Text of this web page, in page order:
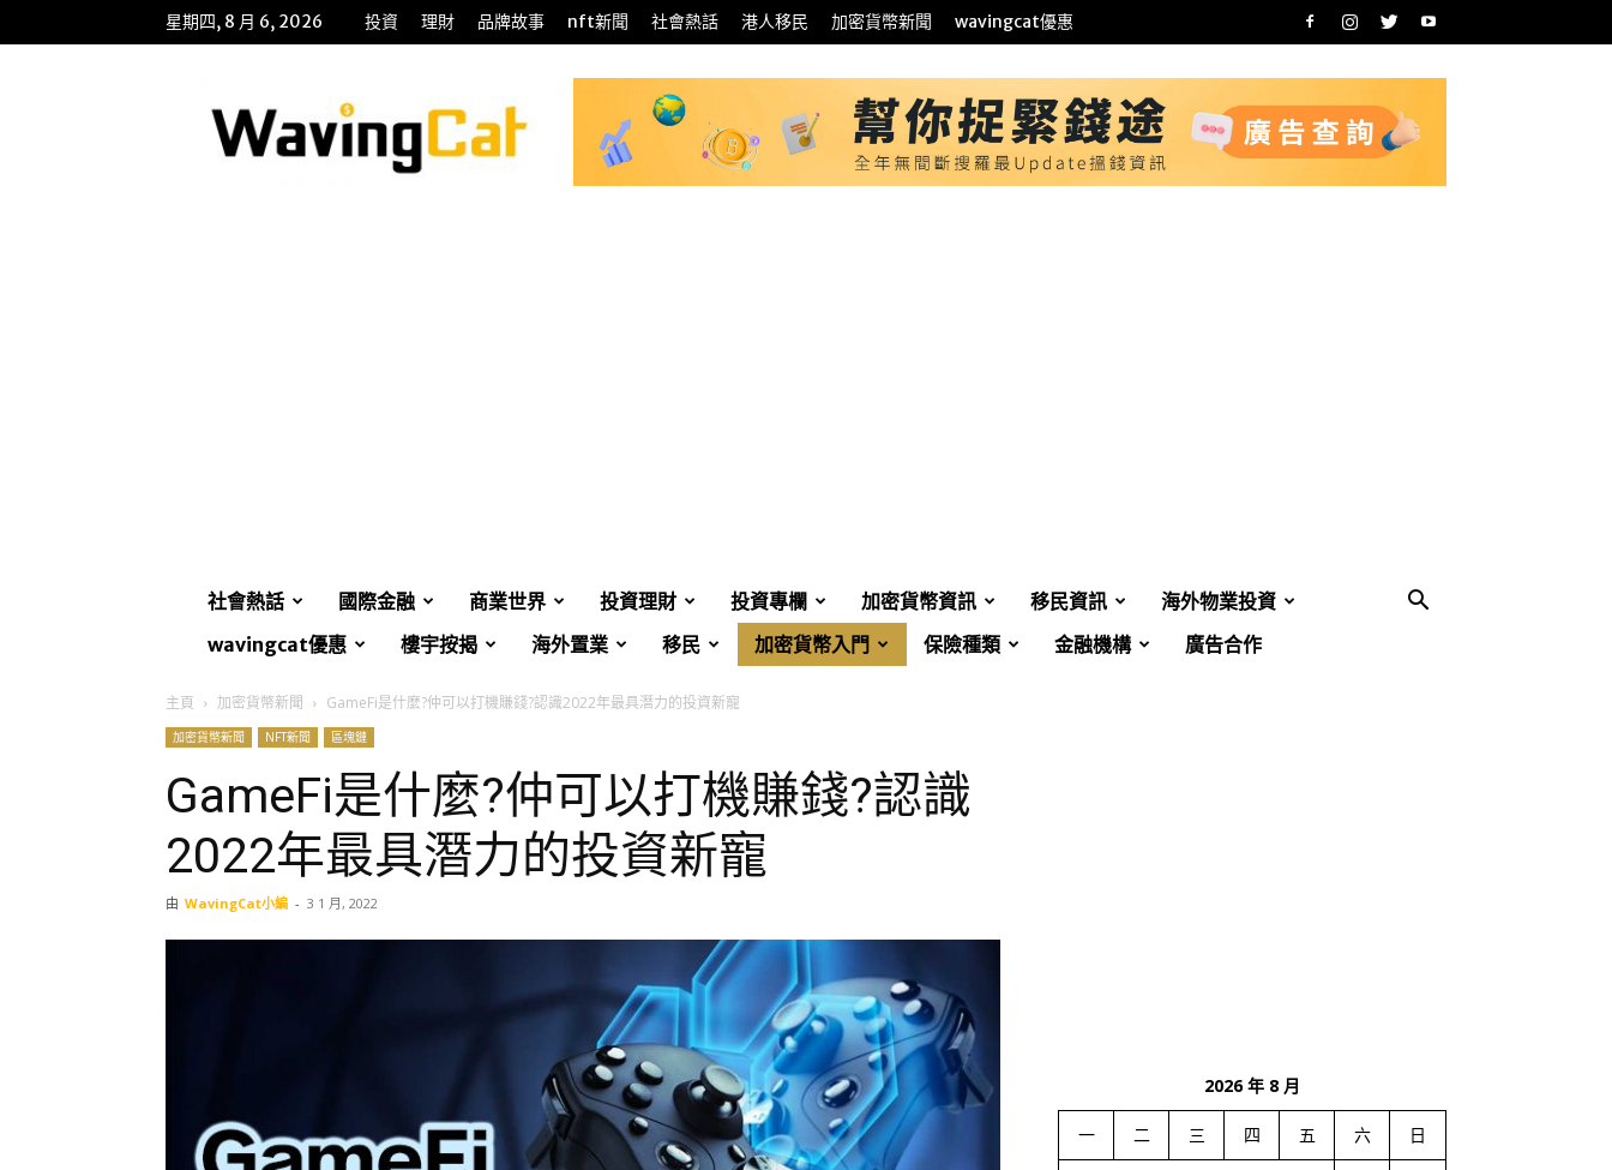
星期四, 8 月 6, 2026 投資 理財 品牌故事 nft新聞 社會熱話 港人移民 加密貨幣新聞 wavingcat優惠
招
財
貓
社會熱話 國際金融 商業世界 投資理財 投資專欄 加密貨幣資訊 移民資訊
海外物業投資
wavingcat優惠
樓宇按揭 海外置業 移民 加密貨幣入門 保險種類 金融機構 廣告合作
主頁 加密貨幣新聞 GameFi是什麼?仲可以打機賺錢?認識2022年最具潛力的投資新寵
加密貨幣新聞 NFT新聞 區塊鏈
GameFi是什麼?仲可以打機賺錢?認識
2022年最具潛力的投資新寵
由 WavingCat小編 - 3 1 月, 2022
2026 年 8 月
一 二 三 四 五 六 日